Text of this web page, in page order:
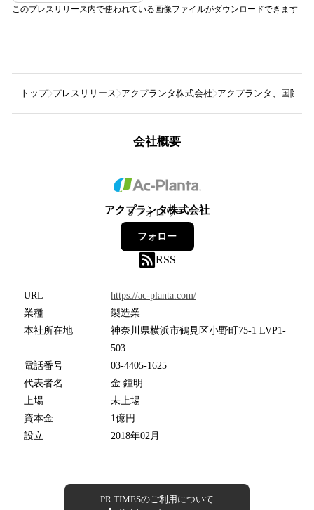
このプレスリリース内で使われている画像ファイルがダウンロードできます
トップ プレスリリース アクプランタ株式会社 アクプランタ、国際協
会社概要
アクプランタ株式会社
9フォロワー
フォロー
RSS
URL
https://ac-planta.com/
業種
製造業
本社所在地
神奈川県横浜市鶴見区小野町75-1 LVP1-
503
電話番号
03-4405-1625
代表者名
金 鍾明
上場
未上場
資本金
1億円
設立
2018年02月
PR TIMESのご利用について